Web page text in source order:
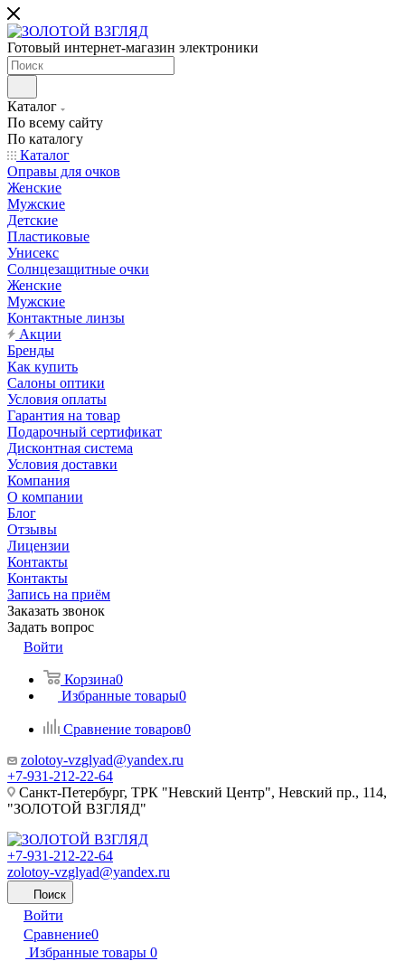
Готовый интернет-магазин электроники
Каталог
По всему сайту
По каталогу
Каталог
Оправы для очков
Женские
Мужские
Детские
Пластиковые
Унисекс
Солнцезащитные очки
Женские
Мужские
Контактные линзы
Акции
Бренды
Как купить
Салоны оптики
Условия оплаты
Гарантия на товар
Подарочный сертификат
Дисконтная система
Условия доставки
Компания
О компании
Блог
Отзывы
Лицензии
Контакты
Контакты
Запись на приём
Заказать звонок
Задать вопрос
Войти
Корзина0
Избранные товары0
Сравнение товаров0
zolotoy-vzglyad@yandex.ru
+7-931-212-22-64
Санкт-Петербург, ТРК "Невский Центр", Невский пр., 114,
"ЗОЛОТОЙ ВЗГЛЯД"
+7-931-212-22-64
zolotoy-vzglyad@yandex.ru
Поиск
Войти
Сравнение0
Избранные товары 0